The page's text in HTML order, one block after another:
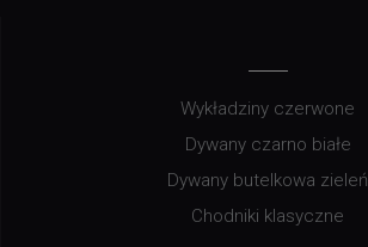
Wykładziny czerwone
Dywany czarno białe
Dywany butelkowa zieleń
Chodniki klasyczne